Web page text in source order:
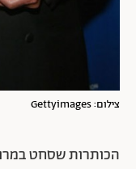
צילום: Gettyimages
הכותרות שסחט